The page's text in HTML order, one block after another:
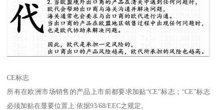
CE标志
所有在欧洲市场销售的产品上市前都要求加贴“CE”标志；“CE”标志
必须加贴在显要位置上:依据93/68/EEC之规定。